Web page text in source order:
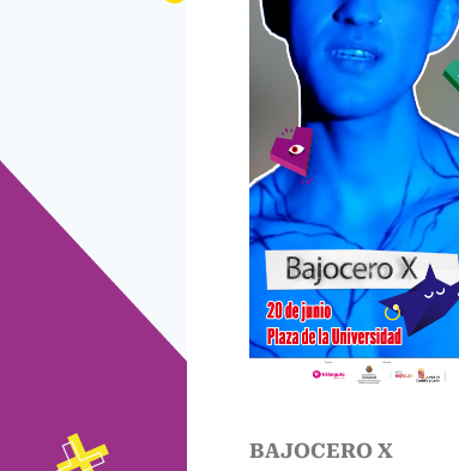
BAJOCERO X